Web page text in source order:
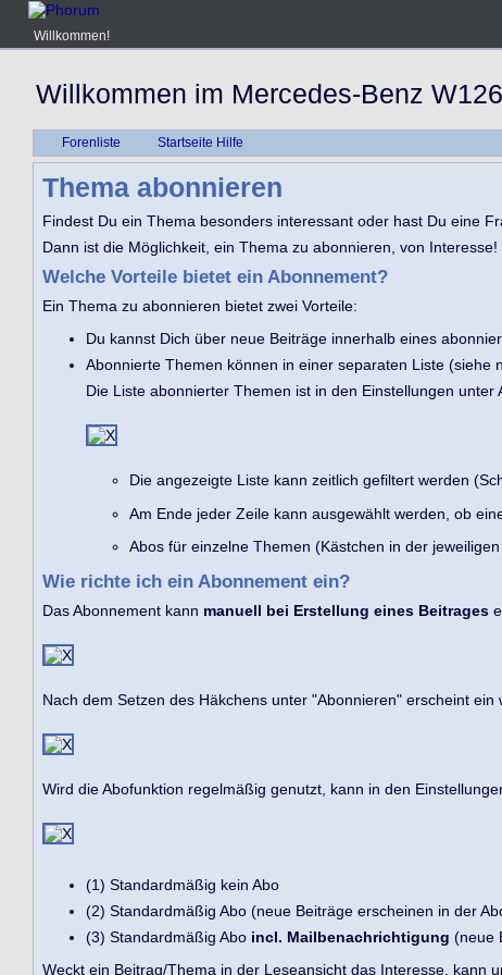
Willkommen!
Willkommen im Mercedes-Benz
Forenliste Startseite Hilfe
Thema abonnieren
Findest Du ein Thema besonders interessant oder hast Du eine
Dann ist die Möglichkeit, ein Thema zu abonnieren, von Interesse!
Welche Vorteile bietet ein Abonnement?
Ein Thema zu abonnieren bietet zwei Vorteile:
Du kannst Dich über neue Beiträge innerhalb eines
Abonnierte Themen können in einer separaten Liste (siehe
Die Liste abonnierter Themen ist in den Einstellungen
Die angezeigte Liste kann zeitlich gefiltert werden
Am Ende jeder Zeile kann ausgewählt werden, ob
Abos für einzelne Themen (Kästchen in der
Wie richte ich ein Abonnement ein?
Das Abonnement kann manuell bei Erstellung eines Beitrages
Nach dem Setzen des Häkchens unter "Abonnieren" erscheint
Wird die Abofunktion regelmäßig genutzt, kann in den
(1) Standardmäßig kein Abo
(2) Standardmäßig Abo (neue Beiträge erscheinen in der
(3) Standardmäßig Abo incl. Mailbenachrichtigung (neue
Weckt ein Beitrag/Thema in der Leseansicht das Interesse, kann